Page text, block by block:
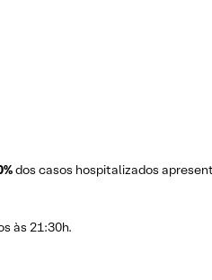
dos casos hospitalizados
às 21:30h.